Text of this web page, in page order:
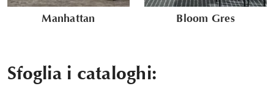
Manhattan Bloom Gres
Sfoglia i cataloghi: